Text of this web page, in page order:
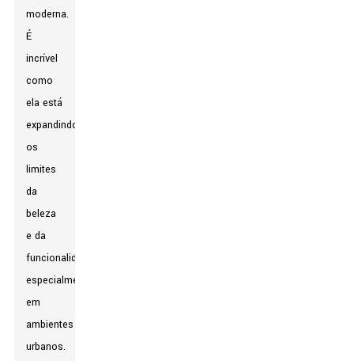
moderna.
É
incrível
como
ela está
expandindo
os
limites
da
beleza
e da
funcionalidade,
especialmente
em
ambientes
urbanos.